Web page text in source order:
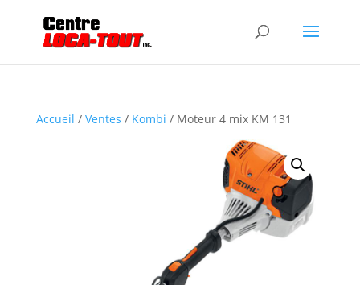
Accueil / Ventes / Kombi / Moteur 4 mix KM 131